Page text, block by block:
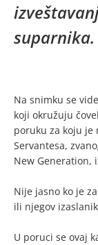
suparnika.
Na snimku se
koji okružuju
poruku za koju je
Servantesa,
New Generation,
Nije jasno ko je
ili njegov
U poruci se ovaj